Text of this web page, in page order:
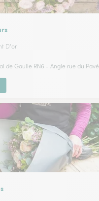
D'or
de Gaulle RN6 - Angle rue du Pavé